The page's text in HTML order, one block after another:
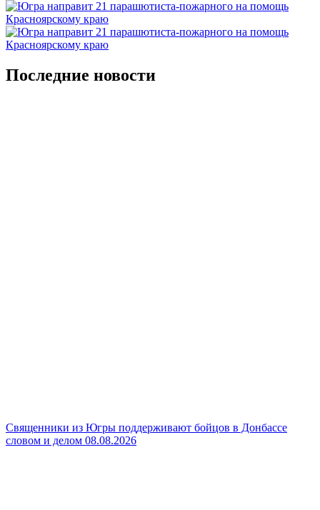
Последние новости
Священники из Югры поддерживают бойцов в Донбассе
словом и делом 08.08.2026